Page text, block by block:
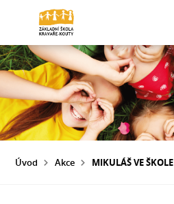
Úvod Akce MIKULÁŠ VE ŠKOLE